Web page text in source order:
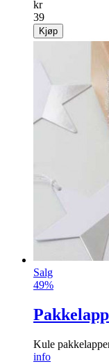
kr
39
Kjøp
Salg
49%
Kule
info